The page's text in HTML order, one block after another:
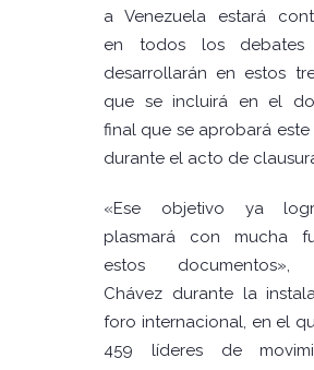
a Venezuela estará
en todos los
desarrollarán en estos
que se incluirá en el
final que se aprobará
durante el acto de
«Ese objetivo ya
plasmará con mucha
estos documentos»,
Chávez durante la
foro internacional, en el
459 líderes de